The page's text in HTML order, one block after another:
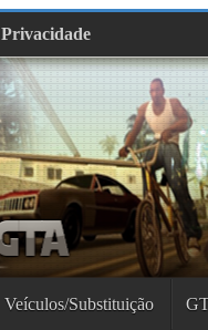
Veículos/Substituição